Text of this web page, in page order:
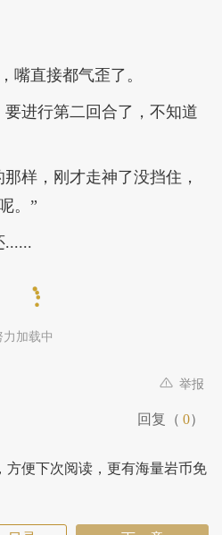
嘴直接都气歪了。
要进行第二回合了，不知道
样，刚才走神了没挡住，
。”
......
力加载中
举报
回复（ 0）
方便下次阅读，更有海量岩币免